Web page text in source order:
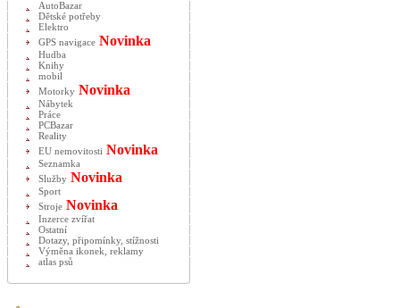
AutoBazar
Dětské potřeby
Elektro
GPS navigace Novinka
Hudba
Knihy
mobil
Motorky Novinka
Nábytek
Práce
PCBazar
Reality
EU nemovitosti Novinka
Seznamka
Služby Novinka
Sport
Stroje Novinka
Inzerce zvířat
Ostatní
Dotazy, připomínky, stížnosti
Výměna ikonek, reklamy
atlas psů